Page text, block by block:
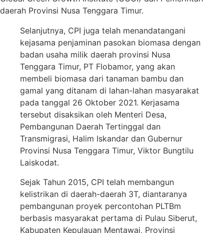
daerah Provinsi Nusa Tenggara Timur.
Selanjutnya, CPI juga telah menandatangani
kejasama penjaminan pasokan biomasa dengan
badan usaha milik daerah provinsi Nusa
Tenggara Timur, PT Flobamor, yang akan
membeli biomasa dari tanaman bambu dan
gamal yang ditanam di lahan-lahan masyarakat
pada tanggal 26 Oktober 2021. Kerjasama
tersebut disaksikan oleh Menteri Desa,
Pembangunan Daerah Tertinggal dan
Transmigrasi, Halim Iskandar dan Gubernur
Provinsi Nusa Tenggara Timur, Viktor Bungtilu
Laiskodat.
Sejak Tahun 2015, CPI telah membangun
kelistrikan di daerah-daerah 3T, diantaranya
pembangunan proyek percontohan PLTBm
berbasis masyarakat pertama di Pulau Siberut,
Kabupaten Kepulauan Mentawai, Provinsi